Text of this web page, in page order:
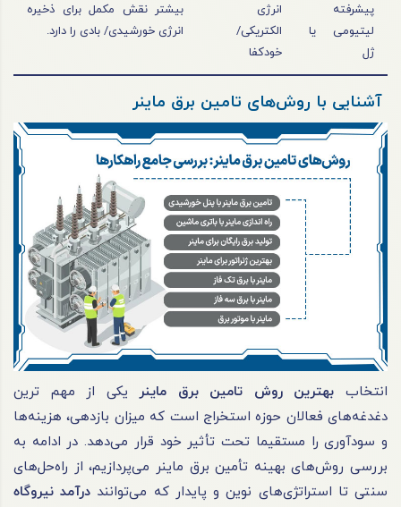
پیشرفته
لیتیومی یا
ژل
انرژی
الکتریکی/
خودکفا
بیشتر نقش مکمل برای ذخیره
انرژی خورشیدی/ بادی را دارد.
آشنایی با روش‌‎های تامین برق ماینر
انتخاب بهترین روش تامین برق ماینریکی از مهم‌ ترین
دغدغه‌های فعالان حوزه‌ استخراج است که میزان بازدهی، هزینه‌ها
و سودآوری را مستقیما تحت‌ تأثیر خود قرار می‌دهد. در ادامه به
بررسی روش‌های بهینه تأمین برق ماینر می‌پردازیم، از راه‌حل‌های
سنتی تا استراتژی‌های نوین و پایدار که می‌توانند درآمد نیروگاه